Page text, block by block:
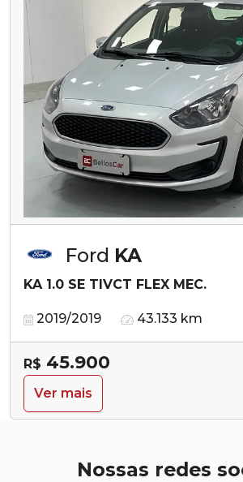
Ford KA
KA 1.0 SE TIVCT FLEX MEC.
2019/2019 43.133 km
R$ 45.900
Ver mais
Nossas redes